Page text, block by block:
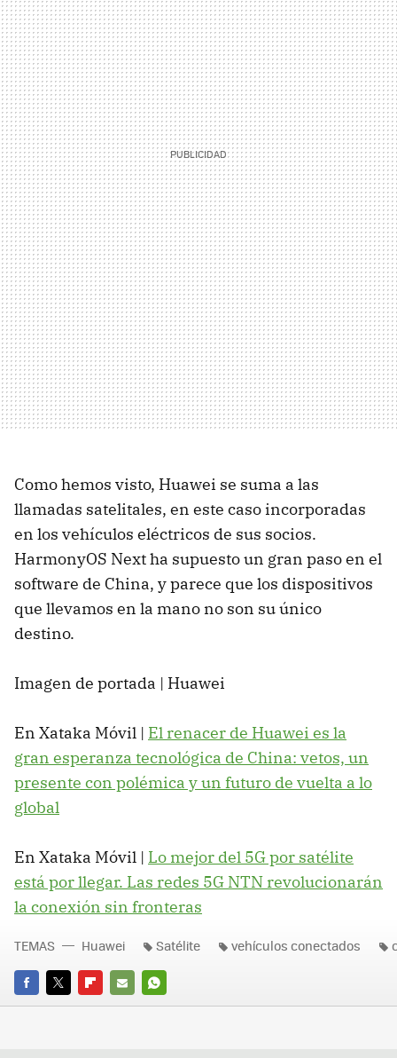
Como hemos visto, Huawei se suma a las
llamadas satelitales, en este caso incorporadas
en los vehículos eléctricos de sus socios.
HarmonyOS Next ha supuesto un gran paso en el
software de China, y parece que los dispositivos
que llevamos en la mano no son su único
destino.
Imagen de portada | Huawei
En Xataka Móvil | El renacer de Huawei es la
gran esperanza tecnológica de China: vetos, un
presente con polémica y un futuro de vuelta a lo
global
En Xataka Móvil | Lo mejor del 5G por satélite
está por llegar. Las redes 5G NTN revolucionarán
la conexión sin fronteras
FACEBOOK
TWITTERFLIPBOARD
E-
WHATSAPP
TEMAS Huawei Satélite vehículos conectados